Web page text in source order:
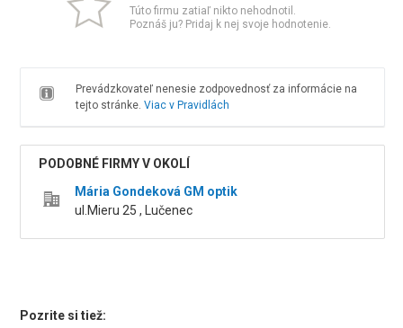
Túto firmu zatiaľ nikto nehodnotil.
Poznáš ju? Pridaj k nej svoje hodnotenie.
Prevádzkovateľ nenesie zodpovednosť za informácie na
tejto stránke. Viac v Pravidlách
PODOBNÉ FIRMY V OKOLÍ
Mária Gondeková GM optik
ul.Mieru 25 , Lučenec
Pozrite si tiež: